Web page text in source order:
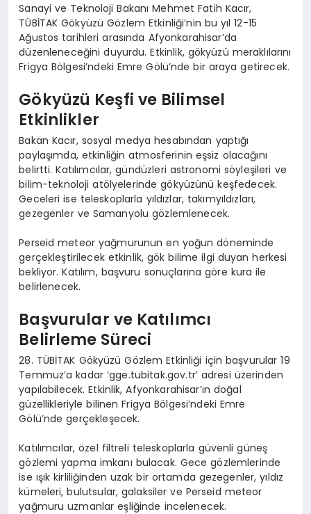
Sanayi ve Teknoloji Bakanı Mehmet Fatih Kacır,
TÜBİTAK Gökyüzü Gözlem Etkinliği’nin bu yıl 12-15
Ağustos tarihleri arasında Afyonkarahisar’da
düzenleneceğini duyurdu. Etkinlik, gökyüzü meraklılarını
Frigya Bölgesi’ndeki Emre Gölü’nde bir araya getirecek.
Gökyüzü Keşfi ve Bilimsel
Etkinlikler
Bakan Kacır, sosyal medya hesabından yaptığı
paylaşımda, etkinliğin atmosferinin eşsiz olacağını
belirtti. Katılımcılar, gündüzleri astronomi söyleşileri ve
bilim-teknoloji atölyelerinde gökyüzünü keşfedecek.
Geceleri ise teleskoplarla yıldızlar, takımyıldızları,
gezegenler ve Samanyolu gözlemlenecek.
Perseid meteor yağmurunun en yoğun döneminde
gerçekleştirilecek etkinlik, gök bilime ilgi duyan herkesi
bekliyor. Katılım, başvuru sonuçlarına göre kura ile
belirlenecek.
Başvurular ve Katılımcı
Belirleme Süreci
28. TÜBİTAK Gökyüzü Gözlem Etkinliği için başvurular 19
Temmuz’a kadar ‘gge.tubitak.gov.tr’ adresi üzerinden
yapılabilecek. Etkinlik, Afyonkarahisar’ın doğal
güzellikleriyle bilinen Frigya Bölgesi’ndeki Emre
Gölü’nde gerçekleşecek.
Katılımcılar, özel filtreli teleskoplarla güvenli güneş
gözlemi yapma imkanı bulacak. Gece gözlemlerinde
ise ışık kirliliğinden uzak bir ortamda gezegenler, yıldız
kümeleri, bulutsular, galaksiler ve Perseid meteor
yağmuru uzmanlar eşliğinde incelenecek.